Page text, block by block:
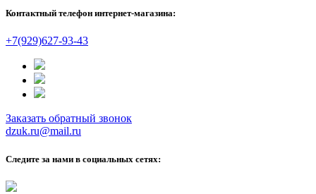
Контактный телефон интернет-магазина:
+7(929)627-93-43
Заказать обратный звонок
dzuk.ru@mail.ru
Следите за нами в социальных сетях: